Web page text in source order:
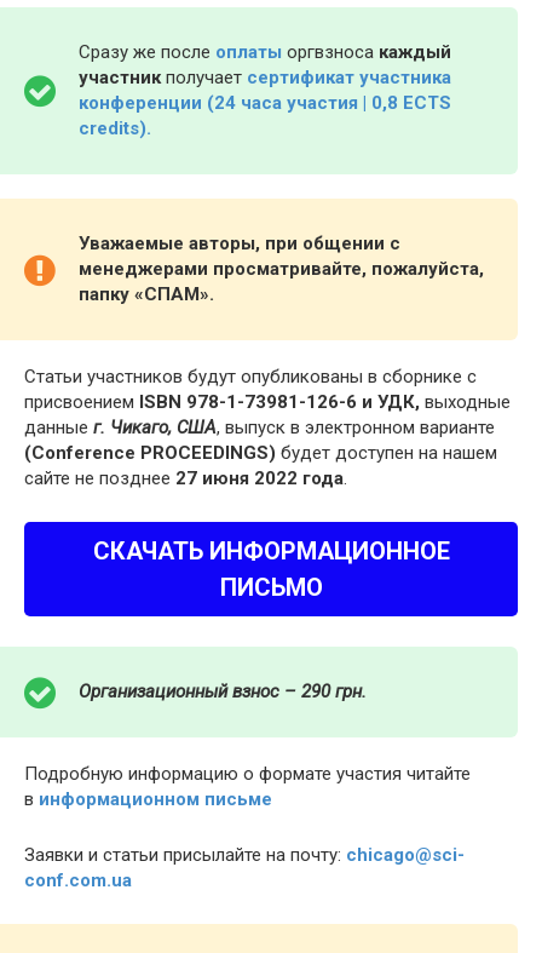
Сразу же после оплаты оргвзноса каждый
участникполучает сертификат участника
конференции (24 часа участия | 0,8 ECTS
credits).
Уважаемые авторы, при общении с
менеджерами просматривайте, пожалуйста,
папку «СПАМ».
Статьи участников будут опубликованы в сборнике с
присвоением ISBN 978-1-73981-126-6 и УДК, выходные
данные г. Чикаго, США, выпуск в электронном варианте
(Conference PROCEEDINGS) будет доступен на нашем
сайте не позднее 27 июня 2022 года.
СКАЧАТЬ ИНФОРМАЦИОННОЕ
ПИСЬМО
Организационный взнос – 290 грн.
Подробную информацию о формате участия читайте
в информационном письме
Заявки и статьи присылайте на почту: chicago@sci-
conf.com.ua